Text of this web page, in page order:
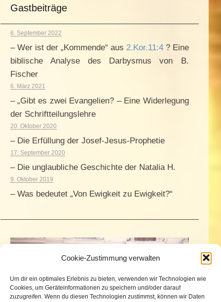
Cookie-Zustimmung verwalten
Um dir ein optimales Erlebnis zu bieten, verwenden wir Technologien wie
Cookies, um Geräteinformationen zu speichern und/oder darauf
zuzugreifen. Wenn du diesen Technologien zustimmst, können wir Daten
Gastbeiträge
6. September 2022
– Wer ist der „Kommende“ aus 2.Kor.11:4? Eine
biblische Analyse des Darbysmus von B.
Fischer
6. März 2021
– „Gibt es zwei Evangelien? – Eine Widerlegung
der Schriftteilungslehre
20. Oktober 2020
– Die Erfüllung der Josef-Jesus-Prophetie
17. September 2020
– Die unglaubliche Geschichte der Natalia H.
9. Oktober 2019
– Was bedeutet „Von Ewigkeit zu Ewigkeit?“